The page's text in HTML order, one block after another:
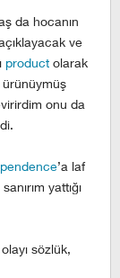
da hocanın
ve
product olarak
onu da
’a laf
yattığı
sözlük,